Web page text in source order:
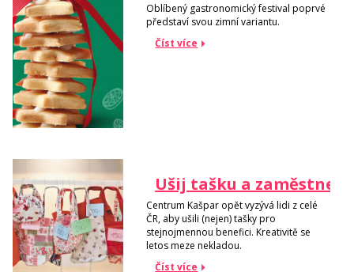
Oblíbený gastronomický festival poprvé
představí svou zimní variantu.
Číst více
Ušij tašku a zaměstnej
Centrum Kašpar opět vyzývá lidi z celé
ČR, aby ušili (nejen) tašky pro
stejnojmennou benefici. Kreativitě se
letos meze nekladou.
Číst více